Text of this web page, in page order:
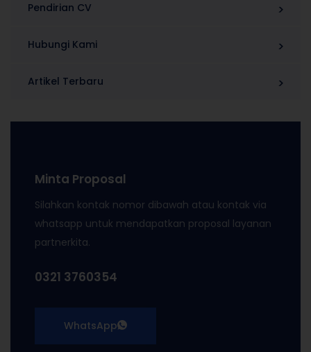
Pendirian CV
Hubungi Kami
Artikel Terbaru
Minta Proposal
Silahkan kontak nomor dibawah atau kontak via
whatsapp untuk mendapatkan proposal layanan
partnerkita.
0321 3760354
WhatsApp